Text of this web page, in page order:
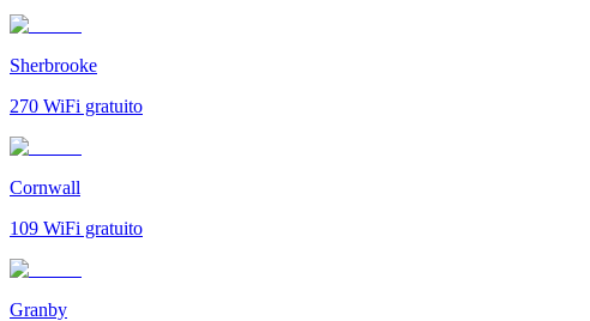
Sherbrooke
270 WiFi gratuito
Cornwall
109 WiFi gratuito
Granby